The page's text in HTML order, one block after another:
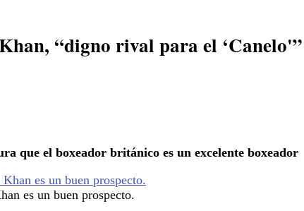
“digno rival para el ‘Canelo'”
que el boxeador británico es un excelente boxeador
es un buen prospecto.